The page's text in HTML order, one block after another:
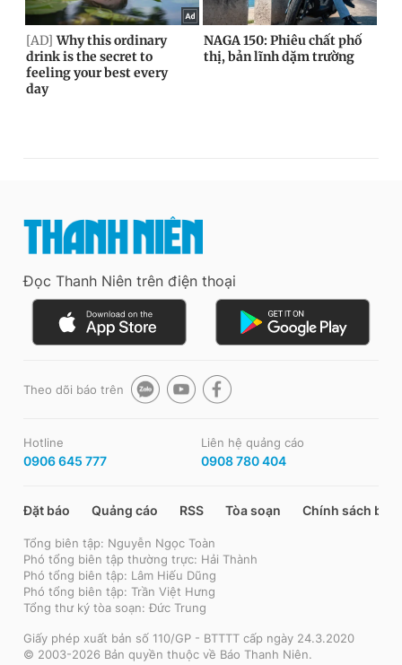
Đọc Thanh Niên trên điện thoại
Theo dõi báo trên
Hotline
0906 645 777
Liên hệ quảng cáo
0908 780 404
Đặt báo Quảng cáo RSS Tòa soạn Chính sách bảo
Tổng biên tập: Nguyễn Ngọc Toàn
Phó tổng biên tập thường trực: Hải Thành
Phó tổng biên tập: Lâm Hiếu Dũng
Phó tổng biên tập: Trần Việt Hưng
Tổng thư ký tòa soạn: Đức Trung
Giấy phép xuất bản số 110/GP - BTTTT cấp ngày 24.3.2020
© 2003-2026 Bản quyền thuộc về Báo Thanh Niên.